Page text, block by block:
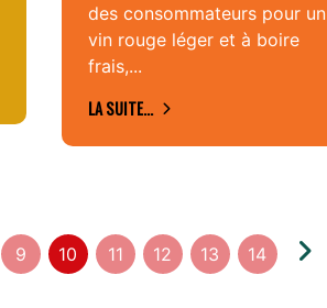
des consommateurs pour un
vin rouge léger et à boire
frais,...
LA SUITE...
9 10 11 12 13 14